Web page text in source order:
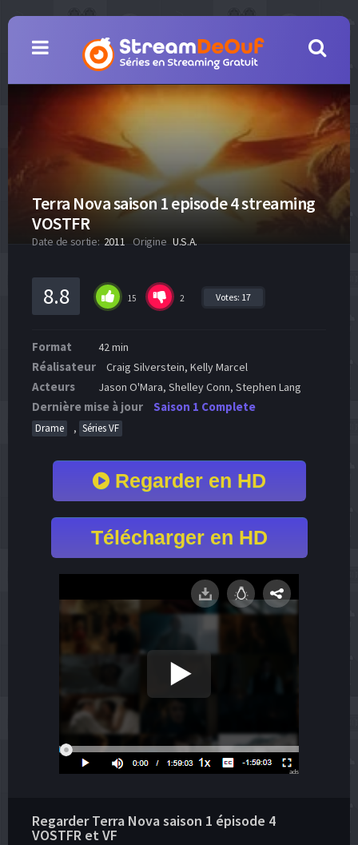
Terra Nova saison 1 episode 4 streaming
VOSTFR
Date de sortie: 2011 Origine U.S.A.
8.8 15 2 Votes: 17
Format 42 min
Réalisateur Craig Silverstein, Kelly Marcel
Acteurs Jason O'Mara, Shelley Conn, Stephen Lang
Dernière mise à jour Saison 1 Complete
Drame , Séries VF
Regarder en HD
Télécharger en HD
ads
Regarder Terra Nova saison 1 épisode 4
VOSTFR et VF